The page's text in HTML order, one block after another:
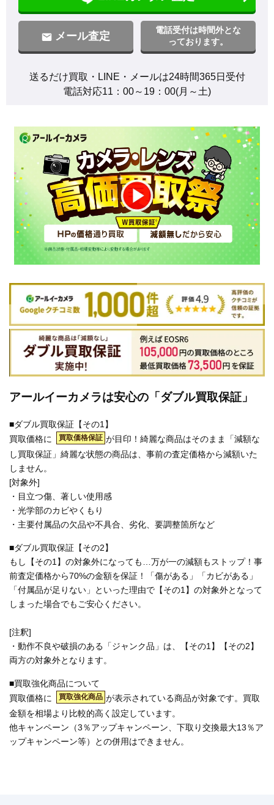
メール査定
電話受付は時間外とな
っております。
送るだけ買取・LINE・メールは24時間365日受付
電話対応11：00～19：00(月～土)
アールイーカメラは安心の「ダブル買取保証」
■ダブル買取保証【その1】
買取価格に
買取価格保証 が目印！綺麗な商品はそのまま「減額な
し買取保証」綺麗な状態の商品は、事前の査定価格から減額いた
しません。
[対象外]
・目立つ傷、著しい使用感
・光学部のカビやくもり
・主要付属品の欠品や不具合、劣化、要調整箇所など
■ダブル買取保証【その2】
もし【その1】の対象外になっても…万が一の減額もストップ！事
前査定価格から70%の金額を保証！「傷がある」「カビがある」
「付属品が足りない」といった理由で【その1】の対象外となって
しまった場合でもご安心ください。
[注釈]
・動作不良や破損のある「ジャンク品」は、【その1】【その2】
両方の対象外となります。
■買取強化商品について
買取価格に
買取強化商品 が表示されている商品が対象です。買取
金額を相場より比較的高く設定しています。
他キャンペーン（3％アップキャンペーン、下取り交換最大13％ア
ップキャンペーン等）との併用はできません。